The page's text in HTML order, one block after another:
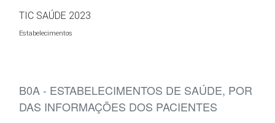
Ir para o conteúdo
TIC SAÚDE 2023
Estabelecimentos
B0A - ESTABELECIMENTOS DE SAÚDE, POR
DAS INFORMAÇÕES DOS PACIENTES